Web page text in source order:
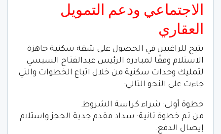
الاجتماعي ودعم التمويل
العقاري
يتيح للراغبين في الحصول على شقة سكنية جاهزة
الاستلام وفقًا لمبادرة الرئيس عبدالفتاح السيسي
لتمليك وحدات سكنية من خلال اتباع الخطوات والتي
جاءت على النحو التالي:
خطوة أولى: شراء كراسة الشروط.
من ثم خطوة ثانية: سداد مقدم جدية الحجز واستلام
إيصال الدفع.